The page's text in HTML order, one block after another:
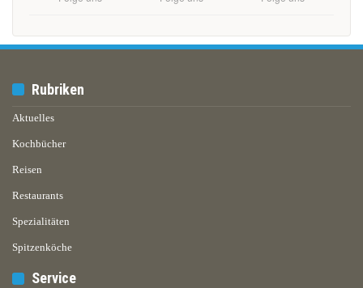
Rubriken
Aktuelles
Kochbücher
Reisen
Restaurants
Spezialitäten
Spitzenköche
Service